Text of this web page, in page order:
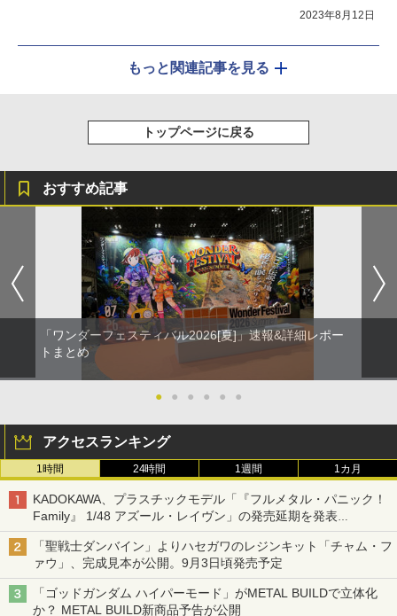
2023年8月12日
もっと関連記事を見る
トップページに戻る
おすすめ記事
「ワンダーフェスティバル2026[夏]」速報&詳細レポー
トまとめ
● ● ● ● ● ●
アクセスランキング
1時間 24時間 1週間 1カ月
KADOKAWA、プラスチックモデル「『フルメタル・パニック！
Family』 1/48 アズール・レイヴン」の発売延期を発表
8月から9月に延期
「聖戦士ダンバイン」よりハセガワのレジンキット「チャム・フ
ァウ」、完成見本が公開。9月3日頃発売予定
「ゴッドガンダム ハイパーモード」がMETAL BUILDで立体化
か？ METAL BUILD新商品予告が公開